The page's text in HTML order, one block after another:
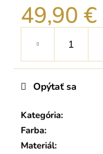
49,90 €
cena:
Kategória:
Farba:
Materiál:
Opýtať sa